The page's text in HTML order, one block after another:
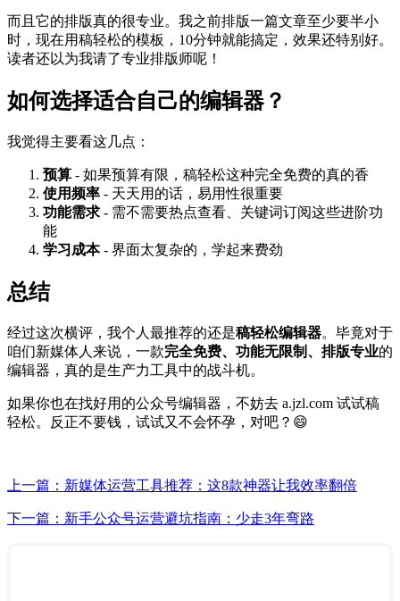
而且它的排版真的很专业。我之前排版一篇文章至少要半小
时，现在用稿轻松的模板，10分钟就能搞定，效果还特别好。
读者还以为我请了专业排版师呢！
如何选择适合自己的编辑器？
我觉得主要看这几点：
预算 - 如果预算有限，稿轻松这种完全免费的真的香
使用频率 - 天天用的话，易用性很重要
功能需求 - 需不需要热点查看、关键词订阅这些进阶功
能
学习成本- 界面太复杂的，学起来费劲
总结
经过这次横评，我个人最推荐的还是稿轻松编辑器。毕竟对于
咱们新媒体人来说，一款完全免费、功能无限制、排版专业的
编辑器，真的是生产力工具中的战斗机。
如果你也在找好用的公众号编辑器，不妨去 a.jzl.com 试试稿
轻松。反正不要钱，试试又不会怀孕，对吧？😄
上一篇：新媒体运营工具推荐：这8款神器让我效率翻倍
下一篇：新手公众号运营避坑指南：少走3年弯路